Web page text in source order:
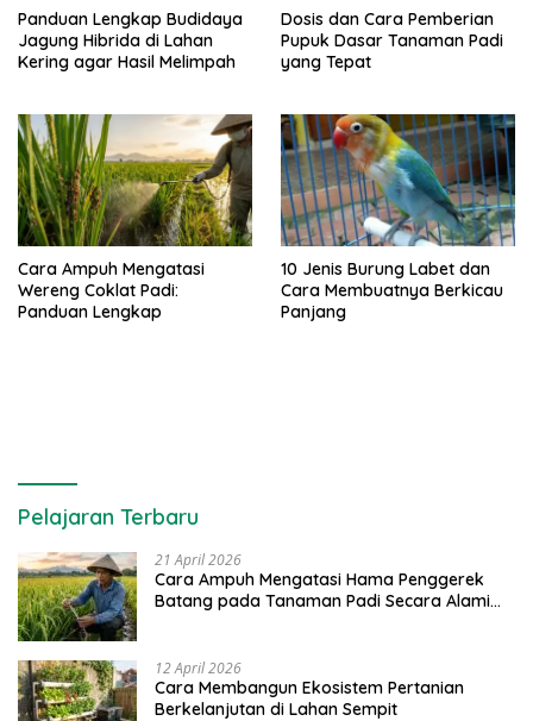
Panduan Lengkap Budidaya
Jagung Hibrida di Lahan
Kering agar Hasil Melimpah
Dosis dan Cara Pemberian
Pupuk Dasar Tanaman Padi
yang Tepat
Cara Ampuh Mengatasi
Wereng Coklat Padi:
Panduan Lengkap
10 Jenis Burung Labet dan
Cara Membuatnya Berkicau
Panjang
Pelajaran Terbaru
21 April 2026
Cara Ampuh Mengatasi Hama Penggerek
Batang pada Tanaman Padi Secara Alami
12 April 2026
Cara Membangun Ekosistem Pertanian
Berkelanjutan di Lahan Sempit